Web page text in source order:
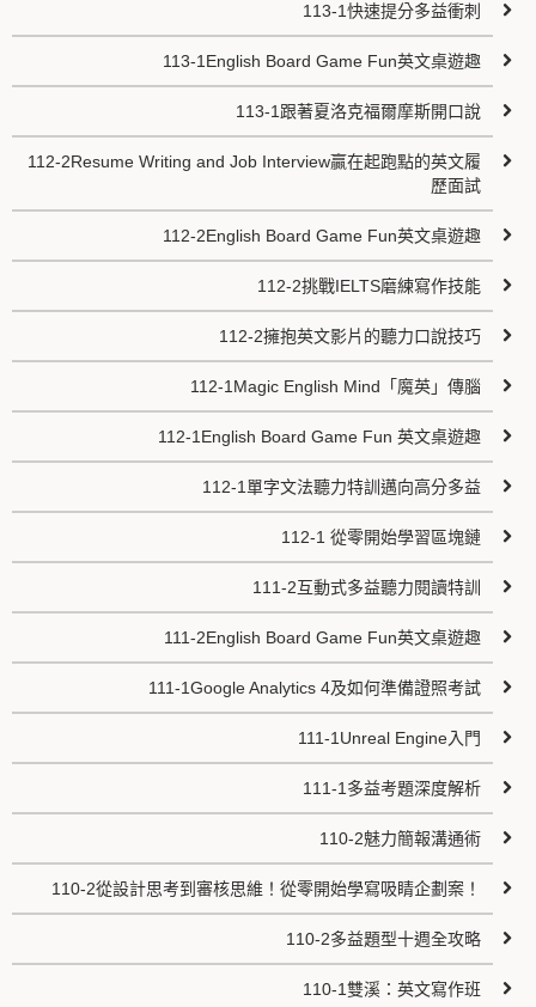
113-1快速提分多益衝刺
113-1English Board Game Fun英文桌遊趣
113-1跟著夏洛克福爾摩斯開口說
112-2Resume Writing and Job Interview贏在起跑點的英文履
歷面試
112-2English Board Game Fun英文桌遊趣
112-2挑戰IELTS磨練寫作技能
112-2擁抱英文影片的聽力口說技巧
112-1Magic English Mind「魔英」傳腦
112-1English Board Game Fun 英文桌遊趣
112-1單字文法聽力特訓邁向高分多益
112-1 從零開始學習區塊鏈
111-2互動式多益聽力閱讀特訓
111-2English Board Game Fun英文桌遊趣
111-1Google Analytics 4及如何準備證照考試
111-1Unreal Engine入門
111-1多益考題深度解析
110-2魅力簡報溝通術
110-2從設計思考到審核思維！從零開始學寫吸睛企劃案！
110-2多益題型十週全攻略
110-1雙溪：英文寫作班